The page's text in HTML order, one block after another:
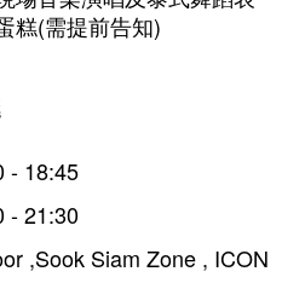
糕(需提前告知)
- 18:45
- 21:30
,Sook Siam Zone , ICON